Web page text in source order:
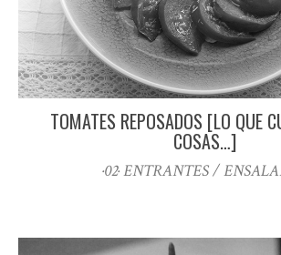
TOMATES REPOSADOS [LO QUE
COSAS…]
·02· ENTRANTES /